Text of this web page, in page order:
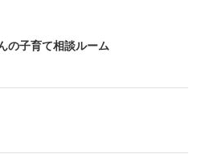
の子育て相談ルーム